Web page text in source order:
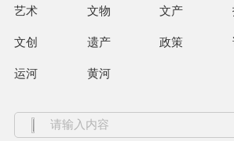
艺术 文物 文产
文创 遗产 政策
运河 黄河